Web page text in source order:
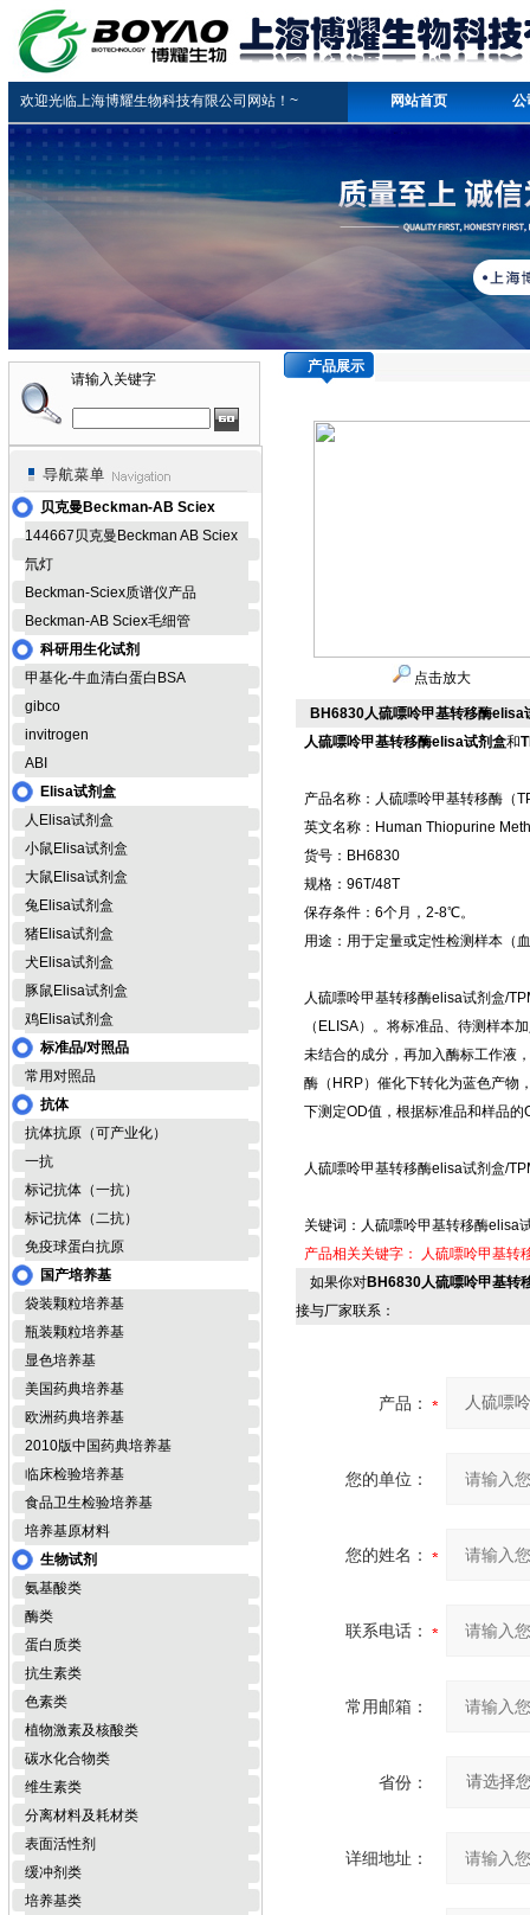
欢迎光临上海博耀生物科技有限公司网站！~ 网站首页 公
请输入关键字
贝克曼Beckman-AB Sciex
144667贝克曼Beckman AB Sciex
氘灯
Beckman-Sciex质谱仪产品
Beckman-AB Sciex毛细管
科研用生化试剂
甲基化-牛血清白蛋白BSA
gibco
invitrogen
ABI
Elisa试剂盒
人Elisa试剂盒
小鼠Elisa试剂盒
大鼠Elisa试剂盒
兔Elisa试剂盒
猪Elisa试剂盒
犬Elisa试剂盒
豚鼠Elisa试剂盒
鸡Elisa试剂盒
标准品/对照品
常用对照品
抗体
抗体抗原（可产业化）
一抗
标记抗体（一抗）
标记抗体（二抗）
免疫球蛋白抗原
国产培养基
袋装颗粒培养基
瓶装颗粒培养基
显色培养基
美国药典培养基
欧洲药典培养基
2010版中国药典培养基
临床检验培养基
食品卫生检验培养基
培养基原材料
生物试剂
氨基酸类
酶类
蛋白质类
抗生素类
色素类
植物激素及核酸类
碳水化合物类
维生素类
分离材料及耗材类
表面活性剂
缓冲剂类
培养基类
产品展示
点击放大
BH6830人硫嘌呤甲基转移酶elisa
人硫嘌呤甲基转移酶elisa试剂盒和
产品名称：人硫嘌呤甲基转移酶（
英文名称：Human Thiopurine
货号：BH6830
规格：96T/48T
保存条件：6个月，2-8℃。
用途：用于定量或定性检测样本（
人硫嘌呤甲基转移酶elisa试剂盒/
（ELISA）。将标准品、待测样本
未结合的成分，再加入酶标工作液
酶（HRP）催化下转化为蓝色产物
下测定OD值，根据标准品和样品
人硫嘌呤甲基转移酶elisa试剂盒/
关键词：人硫嘌呤甲基转移酶elisa
产品相关关键字：
人硫嘌呤甲基转
如果你对BH6830人硫嘌呤甲基转
接与厂家联系：
产品：
您的单位：
您的姓名：
联系电话：
常用邮箱：
省份：
详细地址：